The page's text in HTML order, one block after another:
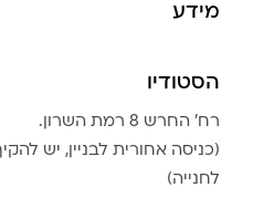
צמידים
בגדים
אביזרים
גברים
LA LUNA HOME
צור קשר
מידע
שמירה על התכשיטים
הצהרת נגישות
טבלת מידות טבעות
Community Club
הסטודיו
רח׳ החרש 8 רמת השרון.
(כניסה אחורית לבניין, יש
לחנייה)